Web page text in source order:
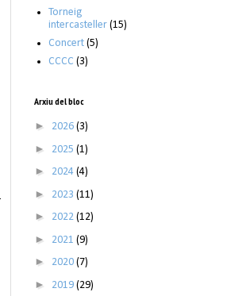
Torneig
intercasteller (15)
Concert (5)
CCCC (3)
Arxiu del bloc
► 2026 (3)
► 2025 (1)
► 2024 (4)
► 2023 (11)
► 2022 (12)
► 2021 (9)
► 2020 (7)
► 2019 (29)